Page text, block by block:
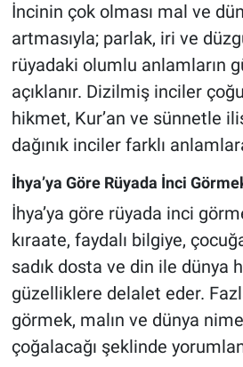
İncinin çok olması mal ve
artmasıyla; parlak, iri ve
rüyadaki olumlu anlamların
açıklanır. Dizilmiş inciler
hikmet, Kur’an ve sünnetle
dağınık inciler farklı
İhya’ya Göre Rüyada İnci
İhya’ya göre rüyada inci
kıraate, faydalı bilgiye,
sadık dosta ve din ile dünya
güzelliklere delalet eder.
görmek, malın ve dünya
çoğalacağı şeklinde